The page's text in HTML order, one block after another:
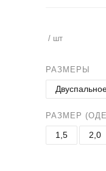
/ шт
РАЗМЕРЫ
РАЗМЕР
1,5 2,0